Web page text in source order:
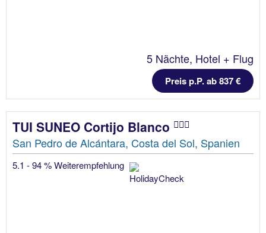
5 Nächte, Hotel + Flug
Preis p.P. ab 837 €
TUI SUNEO Cortijo Blanco
San Pedro de Alcántara, Costa del Sol, Spanien
5.1 - 94 % Weiterempfehlung